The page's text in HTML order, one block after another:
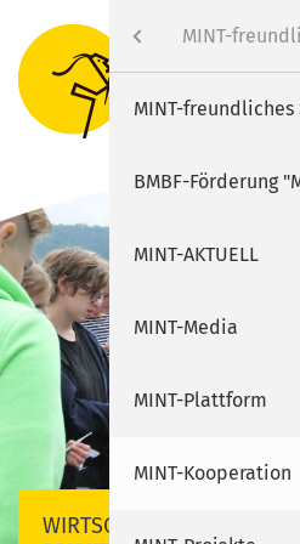
WIRTSCHAFT
Menü
Rathaus
Erleben
Wirtschaft
SON.NEC
Wirtschaft
Standort
Industriegebiet SON-Süd
Gewerbe- und Industrieflächen
Wasserstoff- und Werkstoffzentrum
Informationen für Unternehmer
Ansprechpartner
MINT-freundliches
BMBF-Förderung
MINT-AKTUELL
MINT-Media
MINT-Plattform
MINT-Kooperation